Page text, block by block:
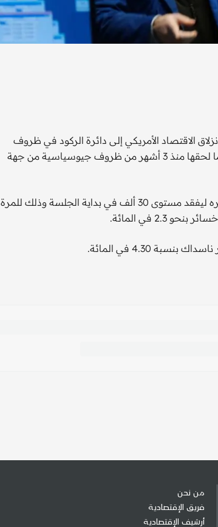
الاقتصاد الأمريكي إلى دائرة الركود في ظروف
اقتصادية أمريكية وعالمية صعبة جراء تداعيات جائحة كورونا من جهة، وما لحقها منذ 3 أشهر من ظروف جيوسياسية من جهة
وخلال الساعة الأخيرة من جلسة تعاملات اليوم عزز مؤشر داو جونز خسائره ليفقد مستوى 30 ألف في بداية الجلسة وذلك للمرة
من نحن
فريق الإقتصادية
أرشيف الإقتصادية